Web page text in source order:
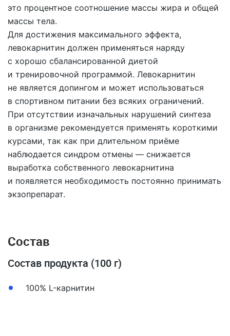
это процентное соотношение массы жира и общей
массы тела.
Для достижения максимального эффекта,
левокарнитин должен применяться наряду
с хорошо сбалансированной диетой
и тренировочной программой. Левокарнитин
не является допингом и может использоваться
в спортивном питании без всяких ограничений.
При отсутствии изначальных нарушений синтеза
в организме рекомендуется применять короткими
курсами, так как при длительном приёме
наблюдается синдром отмены — снижается
выработка собственного левокарнитина
и появляется необходимость постоянно принимать
экзопрепарат.
Состав
Состав продукта (100 г)
100% L-карнитин